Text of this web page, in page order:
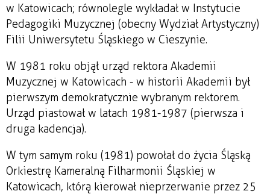
w Katowicach; równolegle wykładał w Instytucie
Pedagogiki Muzycznej (obecny Wydział Artystyczny)
Filii Uniwersytetu Śląskiego w Cieszynie.
W 1981 roku objął urząd rektora Akademii
Muzycznej w Katowicach - w historii Akademii był
pierwszym demokratycznie wybranym rektorem.
Urząd piastował w latach 1981-1987 (pierwsza i
druga kadencja).
W tym samym roku (1981) powołał do życia Śląską
Orkiestrę Kameralną Filharmonii Śląskiej w
Katowicach, którą kierował nieprzerwanie przez 25